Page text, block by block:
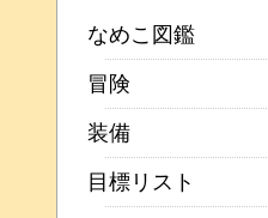
なめこ図鑑
冒険
装備
目標リスト